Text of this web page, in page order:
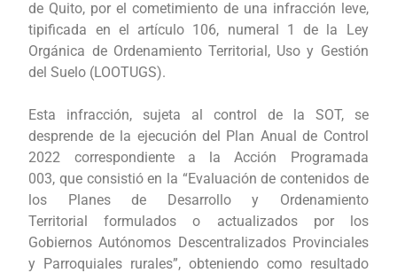
de Quito, por el cometimiento de una infracción leve,
tipificada en el artículo 106, numeral 1 de la Ley
Orgánica de Ordenamiento Territorial, Uso y Gestión
del Suelo (LOOTUGS).
Esta infracción, sujeta al control de la SOT, se
desprende de la ejecución del Plan Anual de Control
2022 correspondiente a la Acción Programada
003, que consistió en la “Evaluación de contenidos de
los Planes de Desarrollo y Ordenamiento
Territorial formulados o actualizados por los
Gobiernos Autónomos Descentralizados Provinciales
y Parroquiales rurales”, obteniendo como resultado